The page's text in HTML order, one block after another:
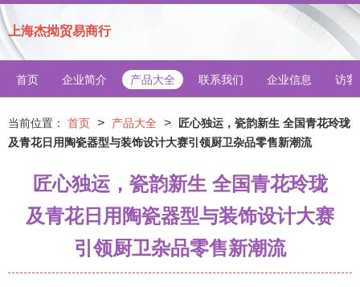
上海杰拗贸易商行
首页 企业简介 产品大全 联系我们 企业信息 访客
当前位置： 首页 > 产品大全 >
匠心独运，瓷韵新生 全国青花玲珑
及青花日用陶瓷器型与装饰设计大赛引领厨卫杂品零售新潮流
匠心独运，瓷韵新生 全国青花玲珑
及青花日用陶瓷器型与装饰设计大赛
引领厨卫杂品零售新潮流